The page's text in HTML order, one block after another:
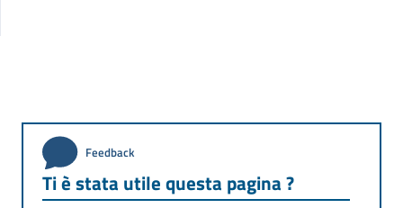
Feedback
Ti è stata utile questa pagina ?